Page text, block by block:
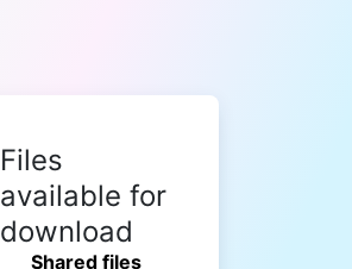
Files
available for
download
Shared files